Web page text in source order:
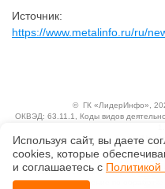
Источник:
https://www.metalinfo.ru/ru/
© ГК «ЛидерИнфо» ,
ОКВЭД: 63.11.1, Коды видов
Исключительные авторские и
Положение по обработке
Используя сайт, вы даете
сооkiеs, которые
и соглашаетесь с Политикой